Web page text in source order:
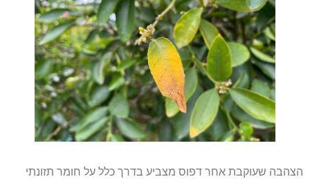
הצהבה שעוקבת אחר דפוס מצביע בדרך כלל על חומר תזונתי